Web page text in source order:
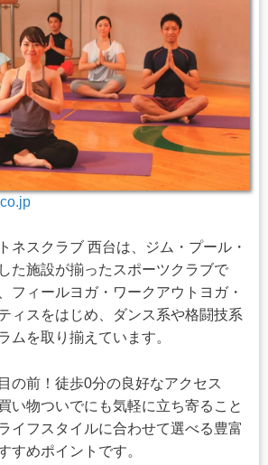
ネスクラブ 西台は、ジム・プール・
た施設が揃ったスポーツクラブで
フィールヨガ・ワークアウトヨガ・
ィスをはじめ、ダンス系や格闘技系
ムを取り揃えています。
の前！徒歩0分の良好なアクセス
い物ついでにも気軽に立ち寄ること
イフスタイルに合わせて選べる豊富
すめポイントです。